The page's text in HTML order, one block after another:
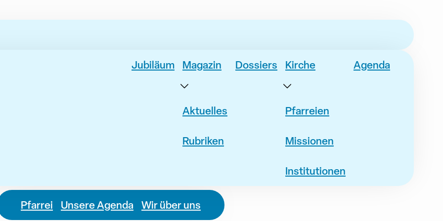
Jubiläum Magazin
Aktuelles
Rubriken
Dossiers Kirche
Pfarreien
Missionen
Institutionen
Agenda
Pfarrei Unsere Agenda Wir über uns